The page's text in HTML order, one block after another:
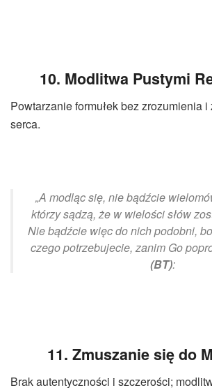
10. Modlitwa Pustymi
Powtarzanie formułek bez zrozumienia
serca.
„A modląc się, nie bądźcie
którzy sądzą, że w wielości słów
Nie bądźcie więc do nich podobni,
czego potrzebujecie, zanim Go
(BT):
11. Zmuszanie się do
Brak autentyczności i szczerości;